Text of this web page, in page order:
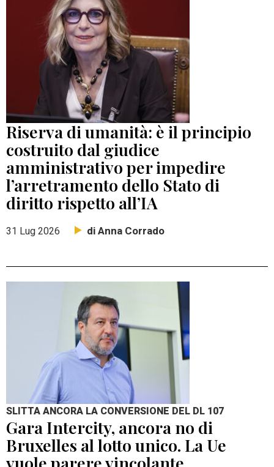
Riserva di umanità: è il principio
costruito dal giudice
amministrativo per impedire
l’arretramento dello Stato di
diritto rispetto all’IA
31 Lug 2026 di Anna Corrado
SLITTA ANCORA LA CONVERSIONE DEL DL 107
Gara Intercity, ancora no di
Bruxelles al lotto unico. La Ue
vuole parere vincolante